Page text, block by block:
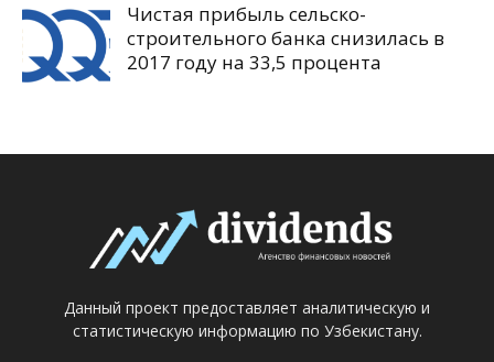
Чистая прибыль сельско-
строительного банка снизилась в
2017 году на 33,5 процента
Данный проект предоставляет аналитическую и
статистическую информацию по Узбекистану.